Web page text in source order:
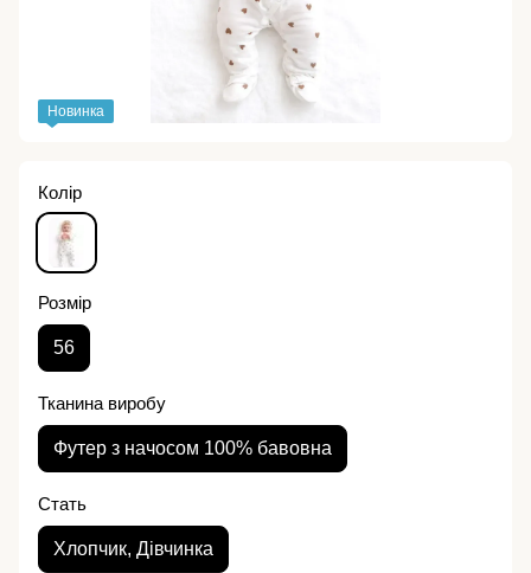
Новинка
Колір
Розмір
56
Тканина виробу
Футер з начосом 100% бавовна
Стать
Хлопчик, Дівчинка